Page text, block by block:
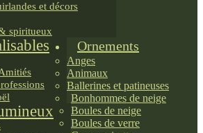
et décors
spiritueux
Ornements
Anges
Animaux
Ballerines et patineuses
Bonhommes de neige
Boules de neige
Boules de verre